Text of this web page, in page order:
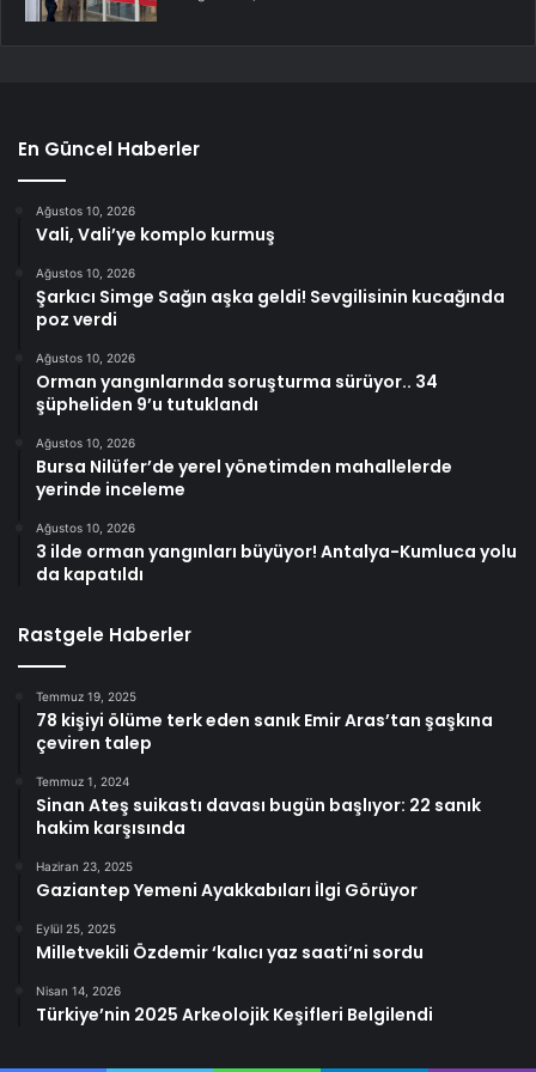
En Güncel Haberler
Ağustos 10, 2026
Vali, Vali’ye komplo kurmuş
Ağustos 10, 2026
Şarkıcı Simge Sağın aşka geldi! Sevgilisinin kucağında
poz verdi
Ağustos 10, 2026
Orman yangınlarında soruşturma sürüyor.. 34
şüpheliden 9’u tutuklandı
Ağustos 10, 2026
Bursa Nilüfer’de yerel yönetimden mahallelerde
yerinde inceleme
Ağustos 10, 2026
3 ilde orman yangınları büyüyor! Antalya-Kumluca yolu
da kapatıldı
Rastgele Haberler
Temmuz 19, 2025
78 kişiyi ölüme terk eden sanık Emir Aras’tan şaşkına
çeviren talep
Temmuz 1, 2024
Sinan Ateş suikastı davası bugün başlıyor: 22 sanık
hakim karşısında
Haziran 23, 2025
Gaziantep Yemeni Ayakkabıları İlgi Görüyor
Eylül 25, 2025
Milletvekili Özdemir ‘kalıcı yaz saati’ni sordu
Nisan 14, 2026
Türkiye’nin 2025 Arkeolojik Keşifleri Belgilendi